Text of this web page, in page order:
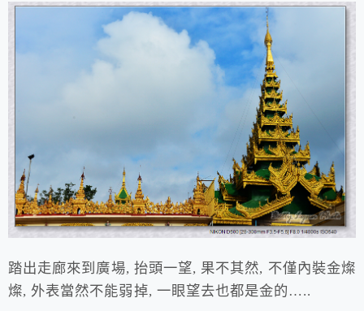
踏出走廊來到廣場, 抬頭一望, 果不其然, 不僅內裝金燦
燦, 外表當然不能弱掉, 一眼望去也都是金的…..